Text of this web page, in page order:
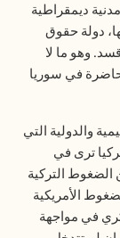
ديمقراطية
دولة حقوق
وهو ما لا
في سوريا
والدولية التي
ترى في
الضغوط التركية
الأمريكية
في مواجهة